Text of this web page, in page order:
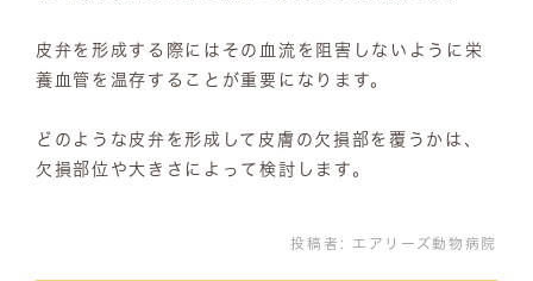
皮弁を形成する際にはその血流を阻害しないように栄
養血管を温存することが重要になります。
どのような皮弁を形成して皮膚の欠損部を覆うかは、
欠損部位や大きさによって検討します。
投稿者: エアリーズ動物病院